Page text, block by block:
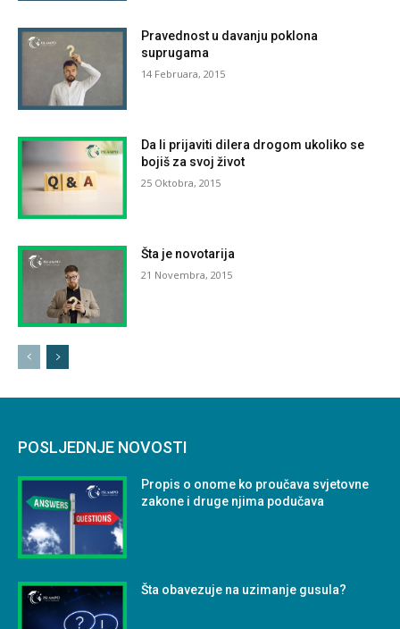
Pravednost u davanju poklona
suprugama
14 Februara, 2015
Da li prijaviti dilera drogom ukoliko se
bojiš za svoj život
25 Oktobra, 2015
Šta je novotarija
21 Novembra, 2015
POSLJEDNJE NOVOSTI
Propis o onome ko proučava svjetovne
zakone i druge njima podučava
Šta obavezuje na uzimanje gusula?